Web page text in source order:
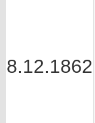
8.12.1862